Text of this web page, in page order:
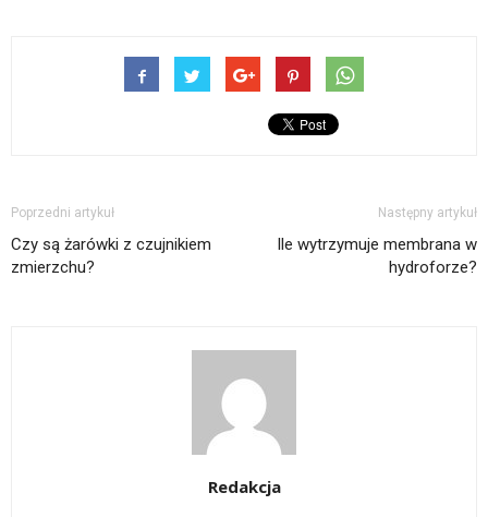
Poprzedni artykuł
Czy są żarówki z czujnikiem
zmierzchu?
Następny artykuł
Ile wytrzymuje membrana w
hydroforze?
Redakcja